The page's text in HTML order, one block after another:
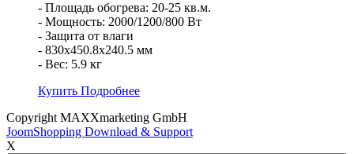
- Площадь обогрева: 20-25 кв.м.
- Мощность: 2000/1200/800 Вт
- Защита от влаги
- 830x450.8x240.5 мм
- Вес: 5.9 кг
Купить Подробнее
Copyright MAXXmarketing GmbH
JoomShopping Download & Support
X